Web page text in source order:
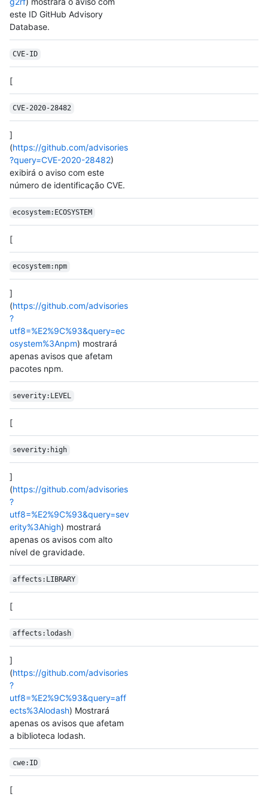
este ID GitHub Advisory
Database.
CVE-ID
[
CVE-2020-28482
]
(https://github.com/advisories
?query=CVE-2020-28482)
exibirá o aviso com este
número de identificação CVE.
ecosystem:ECOSYSTEM
[
ecosystem:npm
]
(https://github.com/advisories
?
utf8=%E2%9C%93&query=ec
osystem%3Anpm) mostrará
apenas avisos que afetam
pacotes npm.
severity:LEVEL
[
severity:high
]
(https://github.com/advisories
?
utf8=%E2%9C%93&query=sev
erity%3Ahigh) mostrará
apenas os avisos com alto
nível de gravidade.
affects:LIBRARY
[
affects:lodash
]
(https://github.com/advisories
?
utf8=%E2%9C%93&query=aff
ects%3Alodash) Mostrará
apenas os avisos que afetam
a biblioteca lodash.
cwe:ID
[